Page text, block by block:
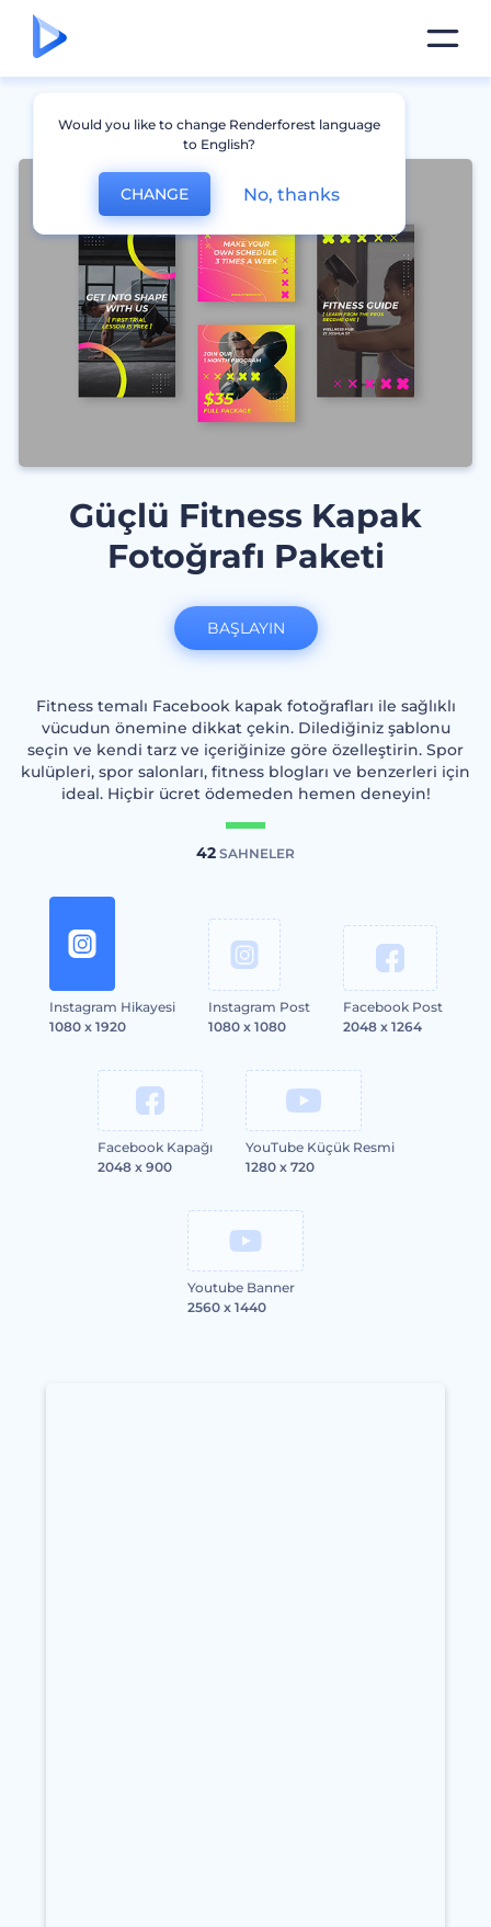
Güçlü Fitness Kapak
Fotoğrafı Paketi
Fitness temalı Facebook kapak fotoğrafları ile sağlıklı
vücudun önemine dikkat çekin. Dilediğiniz şablonu
seçin ve kendi tarz ve içeriğinize göre özelleştirin. Spor
kulüpleri, spor salonları, fitness blogları ve benzerleri için
ideal. Hiçbir ücret ödemeden hemen deneyin!
42 SAHNELER
Instagram Hikayesi
1080 x 1920
Instagram Post
1080 x 1080
Facebook Post
2048 x 1264
Facebook Kapağı
2048 x 900
YouTube Küçük Resmi
1280 x 720
Youtube Banner
2560 x 1440
BAŞLAYIN
Would you like to change Renderforest language
to English?
CHANGE No, thanks